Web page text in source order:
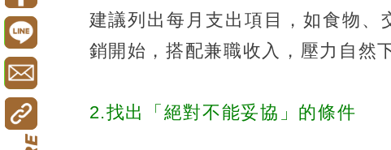
建議列出每月支出項目，如食物、
銷開始，搭配兼職收入，壓力自然
2.找出「絕對不能妥協」的條件